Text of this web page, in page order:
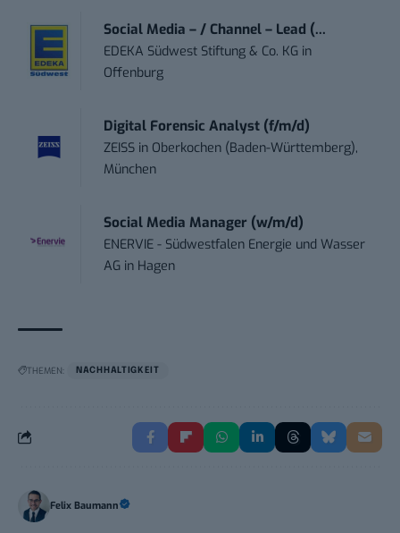
Social Media – / Channel – Lead (...
EDEKA Südwest Stiftung & Co. KG in
Offenburg
Digital Forensic Analyst (f/m/d)
ZEISS in Oberkochen (Baden-Württemberg),
München
Social Media Manager (w/m/d)
ENERVIE - Südwestfalen Energie und Wasser
AG in Hagen
THEMEN: NACHHALTIGKEIT
Felix Baumann